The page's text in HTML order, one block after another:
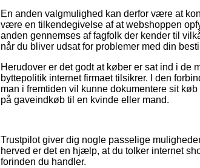
En anden valgmulighed kan derfor være at
være en tilkendegivelse af at webshoppen
anden gennemses af fagfolk der kender til
når du bliver udsat for problemer med din
Herudover er det godt at køber er sat ind i de
byttepolitik internet firmaet tilsikrer. I den
man i fremtiden vil kunne dokumentere sit
på gaveindkøb til en kvinde eller mand.
Trustpilot giver dig nogle passelige
herved er det en hjælp, at du tolker internet
forinden du handler.